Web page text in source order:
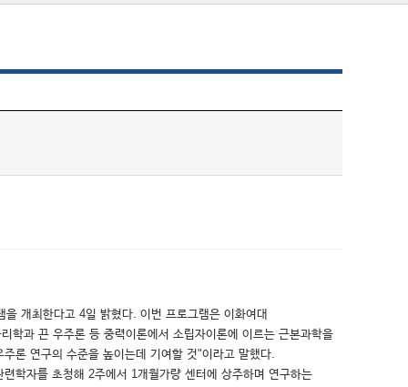
개최한다고 4일 밝혔다. 이번 프로그램은 이화여대
학과 끈 우주론 등 중력이론에서 소립자이론에 이르는 근본과학을
론 연구의 수준을 높이는데 기여할 것"이라고 말했다.
학자를 초청해 2주에서 1개월가량 센터에 상주하며 연구하는